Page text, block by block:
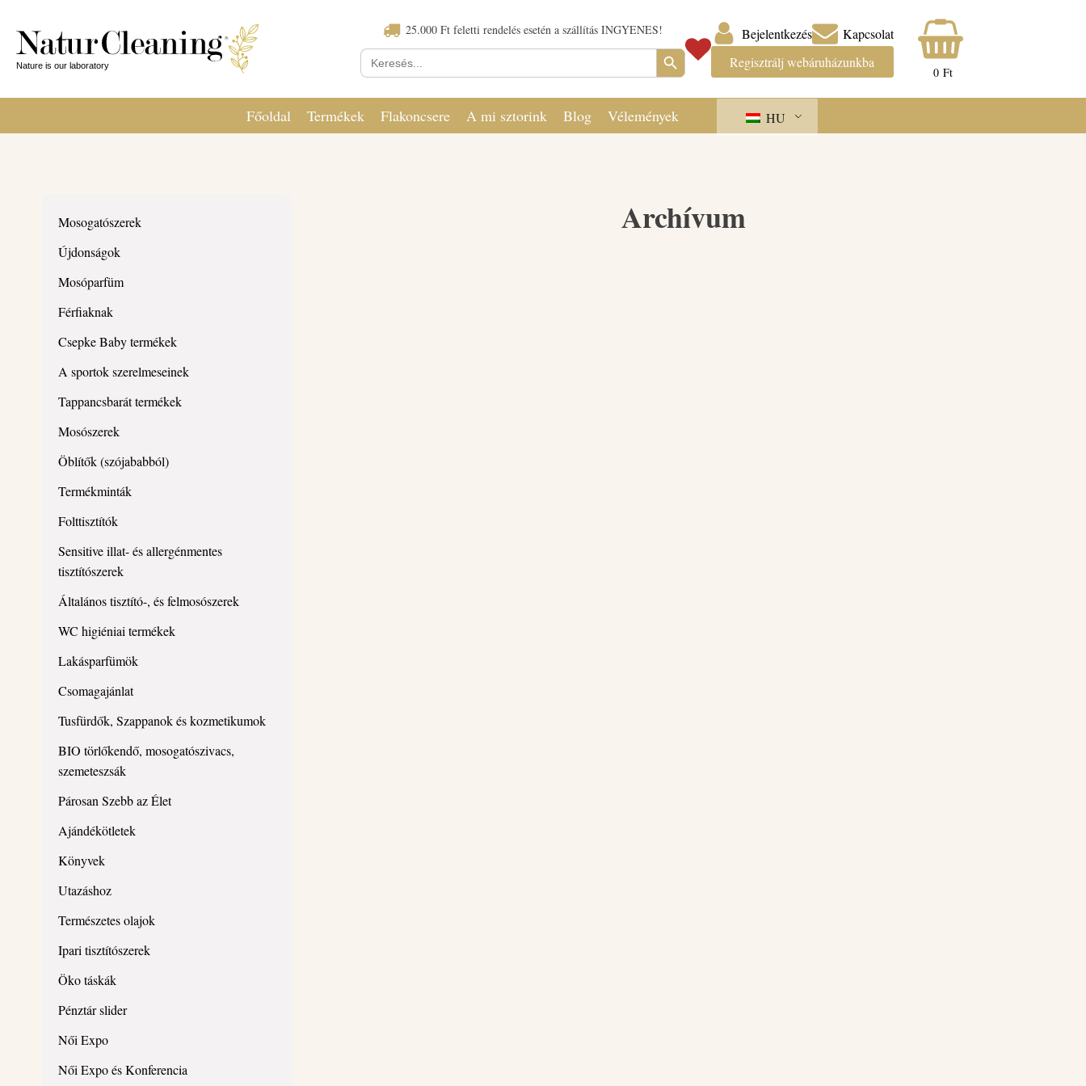
25.000 Ft feletti rendelés esetén a szállítás INGYENES!
Keresés: Search Button
Bejelentkezés
Kapcsolat
Regisztrálj webáruházunkba
0 Ft
Főoldal Termékek Flakoncsere A mi sztorink Blog Vélemények HU
Mosogatószerek
Újdonságok
Mosóparfüm
Férfiaknak
Csepke Baby termékek
A sportok szerelmeseinek
Tappancsbarát termékek
Mosószerek
Öblítők (szójababból)
Termékminták
Folttisztítók
Sensitive illat- és allergénmentes
tisztítószerek
Általános tisztító-, és felmosószerek
WC higiéniai termékek
Lakásparfümök
Csomagajánlat
Tusfürdők, Szappanok és kozmetikumok
BIO törlőkendő, mosogatószivacs,
szemeteszsák
Párosan Szebb az Élet
Ajándékötletek
Könyvek
Utazáshoz
Természetes olajok
Ipari tisztítószerek
Öko táskák
Pénztár slider
Női Expo
Női Expo és Konferencia
Archívum